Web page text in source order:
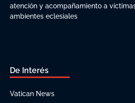
atención y acompañamiento a
ambientes eclesiales
De Interés
Vatican News